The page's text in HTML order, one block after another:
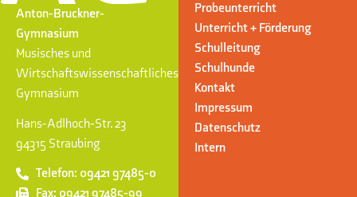
Anton-Bruckner-
Gymnasium
Musisches und
Wirtschaftswissenschaftliches
Gymnasium
Hans-Adlhoch-Str. 23
94315 Straubing
Telefon: 09421 97485-0
Fax: 09421 97485-99
Probeunterricht
Unterricht + Förderung
Schulleitung
Schulhunde
Kontakt
Impressum
Datenschutz
Intern